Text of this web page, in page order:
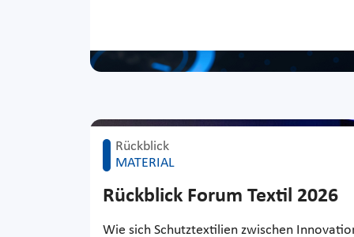
Rückblick
MATERIAL
Rückblick Forum Textil 2026
Wie sich Schutztextilien zwischen